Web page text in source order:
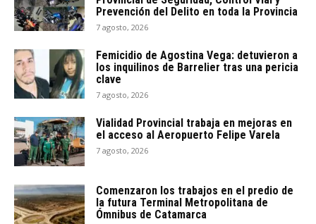
Prevención del Delito en toda la Provincia
7 agosto, 2026
Femicidio de Agostina Vega: detuvieron a
los inquilinos de Barrelier tras una pericia
clave
7 agosto, 2026
Vialidad Provincial trabaja en mejoras en
el acceso al Aeropuerto Felipe Varela
7 agosto, 2026
Comenzaron los trabajos en el predio de
la futura Terminal Metropolitana de
Ómnibus de Catamarca